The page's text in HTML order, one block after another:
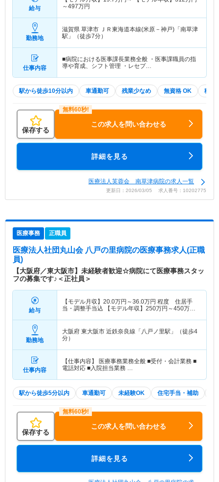
給与
～497万円
勤務地
滋賀県 草津市 ＪＲ東海道本線(米原－神戸)「南草津
駅」（徒歩7分）
仕事内容
■病院における医事課長業務全般 ・医事課職員の指
導や育成、シフト管理 ・レセプ…
駅から徒歩10分以内 車通勤可 残業少なめ 無資格 OK 積極
保存する
この求人を問い合わせる
詳細を見る
医療法人芙蓉会 南草津病院の求人一覧
更新日：2026/03/05 求人番号：10202775
医療事務 正職員
医療法人社団丸山会 八戸の里病院の医療事務求人(正職
員)
【大阪府／東大阪市】未経験者歓迎☆病院にて医療事務スタッ
フの募集です♪＜正社員＞
給与
【モデル月収】 20.0万円～36.0万円 程度 住居手
当・調整手当込 【モデル年収】 250万円～450万円
勤務地
大阪府 東大阪市 近鉄奈良線「八戸ノ里駅」（徒歩4
分）
仕事内容
【仕事内容】 医療事務業務全般 ■受付・会計業務 ■
電話対応 ■入院担当業務 …
駅から徒歩5分以内 車通勤可 未経験OK 住宅手当・補助
保存する
この求人を問い合わせる
詳細を見る